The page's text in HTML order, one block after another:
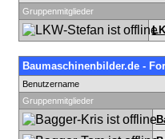
Gruppenmitglieder
Baumaschinenbilder.de -
Benutzername
Gruppenmitglieder